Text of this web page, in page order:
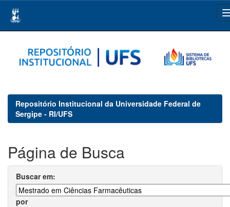
navigation
Repositório Institucional da Universidade Federal de
Sergipe - RI/UFS
Página de Busca
Buscar em:
por